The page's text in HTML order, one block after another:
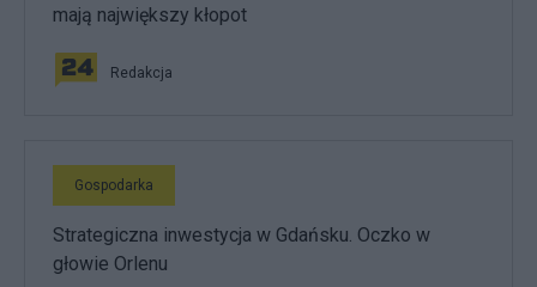
mają największy kłopot
Redakcja
Gospodarka
Strategiczna inwestycja w Gdańsku. Oczko w
głowie Orlenu